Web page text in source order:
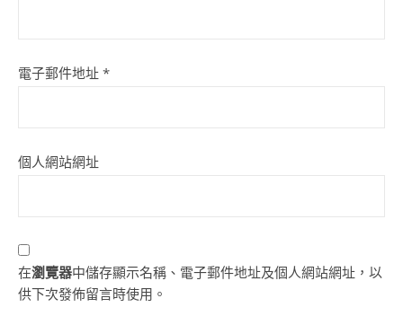
電子郵件地址 *
個人網站網址
在瀏覽器中儲存顯示名稱、電子郵件地址及個人網站網址，以
供下次發佈留言時使用。